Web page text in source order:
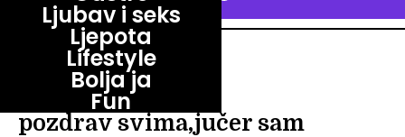
Ljubav i seks
Ljepota
Lifestyle
Bolja ja
Fun
FITNESS
pozdrav svima,jučer sam